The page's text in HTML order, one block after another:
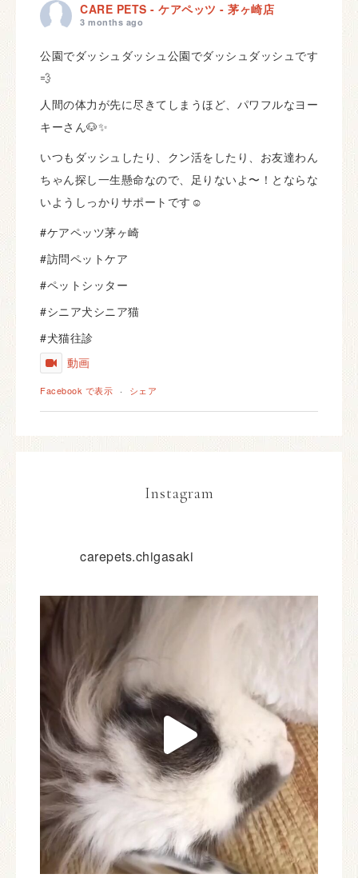
CARE PETS - ケアペッツ - 茅ヶ崎店
3 months ago
公園でダッシュダッシュ公園でダッシュダッシュです
💨
人間の体力が先に尽きてしまうほど、パワフルなヨー
キーさん🐶✨
いつもダッシュしたり、クン活をしたり、お友達わん
ちゃん探し一生懸命なので、足りないよ〜！とならな
いようしっかりサポートです☺️
#ケアペッツ茅ヶ崎
#訪問ペットケア
#ペットシッター
#シニア犬シニア猫
#犬猫往診
動画
Facebook で表示 · シェア
Instagram
carepets.chigasaki